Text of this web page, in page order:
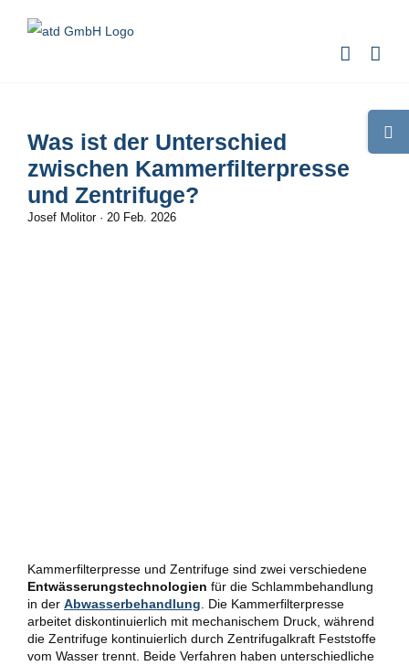
Inhalt
Was ist der Unterschied
zwischen Kammerfilterpresse
und Zentrifuge?
Josef Molitor· 20 Feb. 2026
Kammerfilterpresse und Zentrifuge sind zwei verschiedene
Entwässerungstechnologien für die Schlammbehandlung
in der Abwasserbehandlung . Die Kammerfilterpresse
arbeitet diskontinuierlich mit mechanischem Druck, während
die Zentrifuge kontinuierlich durch Zentrifugalkraft Feststoffe
vom Wasser trennt. Beide Verfahren haben unterschiedliche
Sliding